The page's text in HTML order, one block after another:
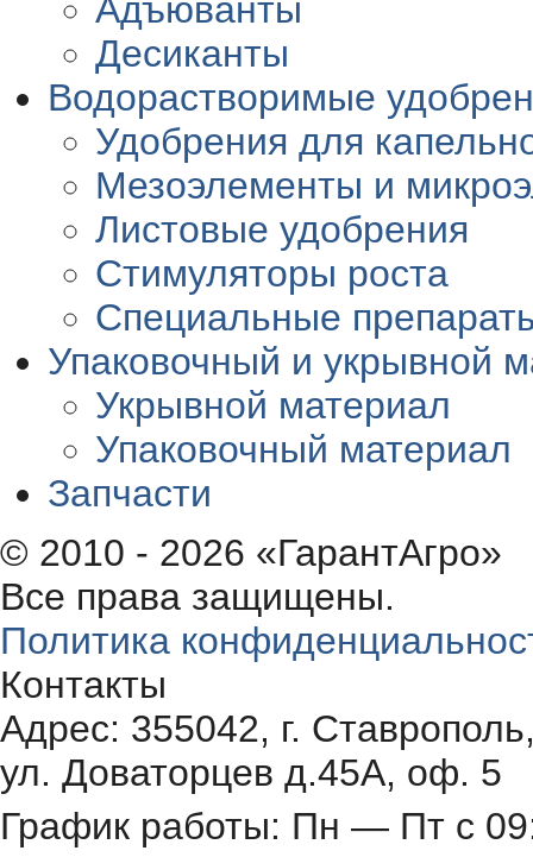
Адъюванты
Десиканты
Водорастворимые
Удобрения для
Мезоэлементы и
Листовые удобрения
Стимуляторы роста
Специальные
Упаковочный и укрывной
Укрывной материал
Упаковочный материал
Запчасти
© 2010 - 2026 «ГарантАгро»
Все права защищены.
Политика
Контакты
Адрес: 355042, г.
ул. Доваторцев д.45А, оф. 5
График работы: Пн — Пт с